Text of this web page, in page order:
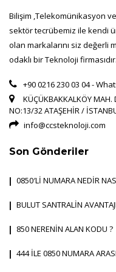
Bilişim ,Telekomünikasyon
sektör tecrübemiz ile kendi
olan markalarını siz değerli
odaklı bir Teknoloji firmasıdır.
+90 0216 230 03 04 -
KÜÇÜKBAKKALKÖY MAH.
NO:13/32 ATAŞEHİR /
info@ccsteknoloji.com
Son Gönderiler
0850′Lİ NUMARA NEDİR
BULUT SANTRALİN
850 NERENİN ALAN KODU ?
444 İLE 0850 NUMARA